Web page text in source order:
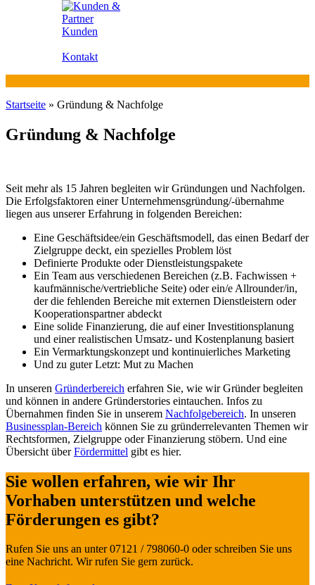
Kunden
Kontakt
Startseite » Gründung & Nachfolge
Gründung & Nachfolge
Seit mehr als 15 Jahren begleiten wir Gründungen und Nachfolgen.
Die Erfolgsfaktoren einer Unternehmensgründung/-übernahme
liegen aus unserer Erfahrung in folgenden Bereichen:
Eine Geschäftsidee/ein Geschäftsmodell, das einen Bedarf der
Zielgruppe deckt, ein spezielles Problem löst
Definierte Produkte oder Dienstleistungspakete
Ein Team aus verschiedenen Bereichen (z.B. Fachwissen +
kaufmännische/vertriebliche Seite) oder ein/e Allrounder/in,
der die fehlenden Bereiche mit externen Dienstleistern oder
Kooperationspartner abdeckt
Eine solide Finanzierung, die auf einer Investitionsplanung
und einer realistischen Umsatz- und Kostenplanung basiert
Ein Vermarktungskonzept und kontinuierliches Marketing
Und zu guter Letzt: Mut zu Machen
In unseren Gründerbereich erfahren Sie, wie wir Gründer begleiten
und können in andere Gründerstories eintauchen. Infos zu
Übernahmen finden Sie in unserem Nachfolgebereich. In unseren
Businessplan-Bereich können Sie zu gründerrelevanten Themen wir
Rechtsformen, Zielgruppe oder Finanzierung stöbern. Und eine
Übersicht überFördermittel gibt es hier.
Sie wollen erfahren, wie wir Ihr
Vorhaben unterstützen und welche
Förderungen es gibt?
Rufen Sie uns an unter 07121 / 798060-0 oder schreiben Sie uns
eine Nachricht. Wir rufen Sie gern zurück.